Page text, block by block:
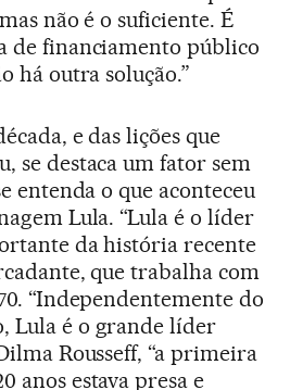
não é o suficiente. É
de financiamento público
há outra solução.”
e das lições que
se destaca um fator sem
entenda o que aconteceu
Lula. “Lula é o líder
da história recente
que trabalha com
“Independentemente do
Lula é o grande líder
Rousseff, “a primeira
anos estava presa e